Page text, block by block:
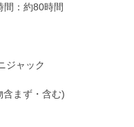
：約80時間
ジャック
まず・含む)